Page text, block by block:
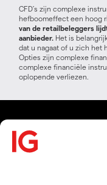
CFD’s zijn complexe
hefboomeffect een hoog
van de retailbeleggers
aanbieder. Het is
dat u nagaat of u zich het
Opties zijn complexe
complexe financiële
oplopende verliezen.